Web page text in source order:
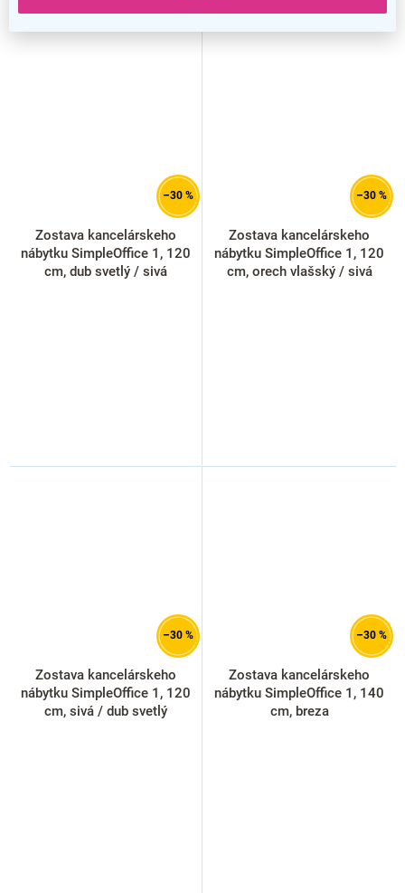
–30 %
Zostava kancelárskeho
nábytku SimpleOffice 1, 120
cm, dub svetlý / sivá
–30 %
Zostava kancelárskeho
nábytku SimpleOffice 1, 120
cm, orech vlašský / sivá
–30 %
Zostava kancelárskeho
nábytku SimpleOffice 1, 120
cm, sivá / dub svetlý
–30 %
Zostava kancelárskeho
nábytku SimpleOffice 1, 140
cm, breza